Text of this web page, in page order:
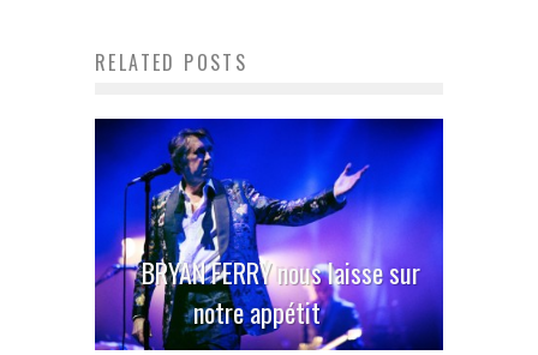
RELATED POSTS
BRYAN FERRY nous laisse sur
notre appétit